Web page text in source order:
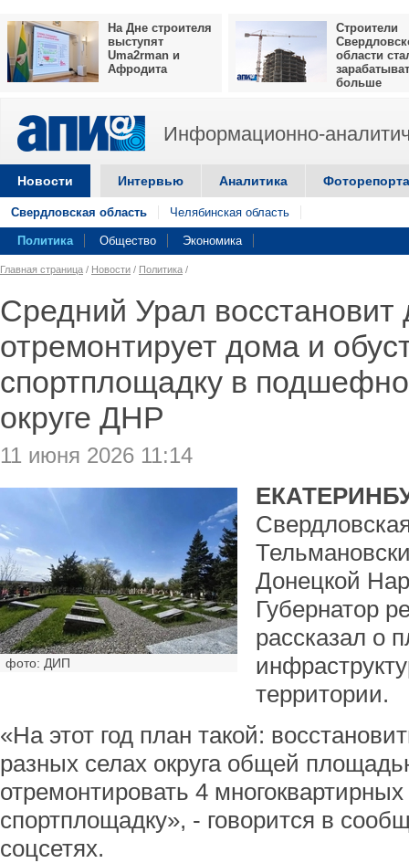
На Дне строителя
выступят
Uma2rman и
Афродита
Строители
области
больше
Информационно-
Новости Интервью Аналитика
Свердловская область Челябинская область
Политика Общество Экономика
Главная страница / Новости / Политика /
Средний Урал восстановит
отремонтирует дома и
спортплощадку в
округе ДНР
11 июня 2026 11:14
фото: ДИП
Донецкой
Губернатор
рассказал о
территории.
«На этот год план такой:
разных селах округа общей
отремонтировать 4
спортплощадку», - говорится в
соцсетях.